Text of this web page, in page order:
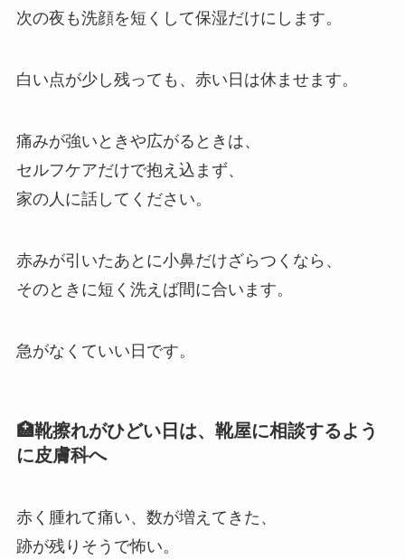
次の夜も洗顔を短くして保湿だけにします。
白い点が少し残っても、赤い日は休ませます。
痛みが強いときや広がるときは、
セルフケアだけで抱え込まず、
家の人に話してください。
赤みが引いたあとに小鼻だけざらつくなら、
そのときに短く洗えば間に合います。
急がなくていい日です。
🏥靴擦れがひどい日は、靴屋に相談するよう
に皮膚科へ
赤く腫れて痛い、数が増えてきた、
跡が残りそうで怖い。